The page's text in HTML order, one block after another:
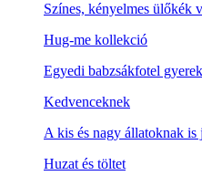
Színes, kényelmes ülőkék
Hug-me kollekció
Egyedi babzsákfotel
Kedvenceknek
A kis és nagy állatoknak is
Huzat és töltet